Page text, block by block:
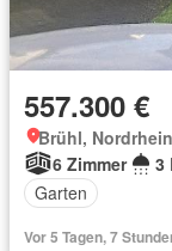
557.300 €
Brühl,
6 Zimmer
3
Garten
Vor 5 Tagen, 7